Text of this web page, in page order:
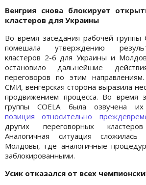
Венгрия снова блокирует
кластеров для Украины
Во время заседания рабочей группы
помешала утверждению
кластеров 2-6 для Украины и
остановило дальнейшие
переговоров по этим
СМИ, венгерская сторона выразила
продвижением процесса. Во время
группы COELA была озвучена их
позиция относительно
других переговорных
Аналогичная ситуация
Молдовы, где аналогичные
заблокированными.
Усик отказался от всех